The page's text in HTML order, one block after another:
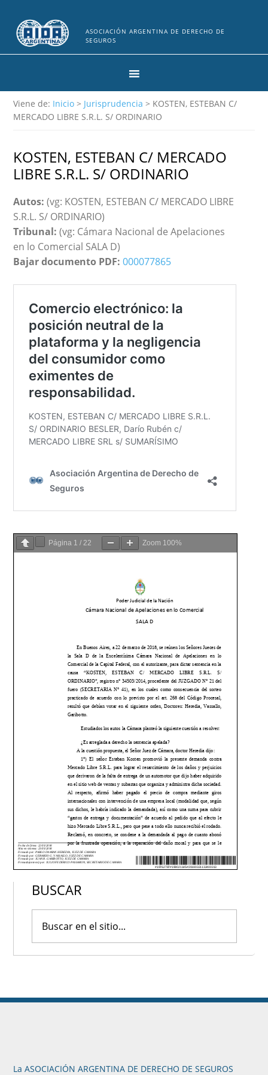
ASOCIACIÓN ARGENTINA DE DERECHO DE
SEGUROS
Viene de: Inicio> Jurisprudencia > KOSTEN, ESTEBAN C/
MERCADO LIBRE S.R.L. S/ ORDINARIO
KOSTEN, ESTEBAN C/ MERCADO
LIBRE S.R.L. S/ ORDINARIO
Autos: (vg: KOSTEN, ESTEBAN C/ MERCADO LIBRE
S.R.L. S/ ORDINARIO)
Tribunal: (vg: Cámara Nacional de Apelaciones
en lo Comercial SALA D)
Bajar documento PDF:000077865
Página 1 /22 Zoom 100%
BUSCAR
La ASOCIACIÓN ARGENTINA DE DERECHO DE SEGUROS